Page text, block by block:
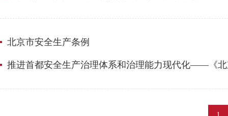
北京市安全生产条例
推进首都安全生产治理体系和治理能力现代化——《